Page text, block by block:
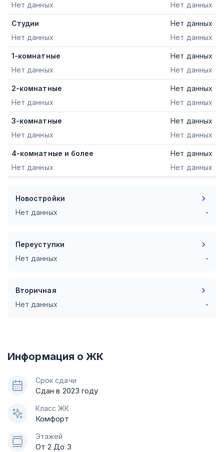
Нет данных
Нет данных
Студии
Нет данных
Нет данных
Нет данных
1-комнатные
Нет данных
Нет данных
Нет данных
2-комнатные
Нет данных
Нет данных
Нет данных
3-комнатные
Нет данных
Нет данных
Нет данных
4-комнатные и более
Нет данных
Нет данных
Нет данных
Новостройки
Нет данных
-
Переуступки
Нет данных
-
Вторичная
Нет данных
-
Информация о ЖК
Срок сдачи
Сдан в 2023 году
Класс ЖК
Комфорт
Этажей
От 2 До 3